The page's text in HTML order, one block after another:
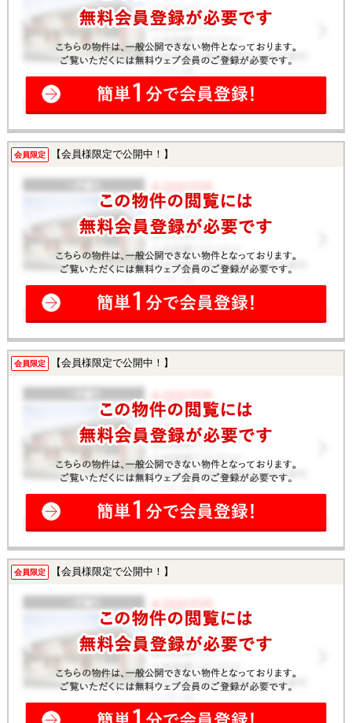
会員限定 【会員様限定で公開中！】
会員限定 【会員様限定で公開中！】
会員限定 【会員様限定で公開中！】